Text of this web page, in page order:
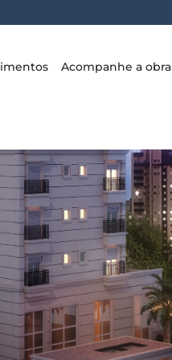
Acompanhe a obra